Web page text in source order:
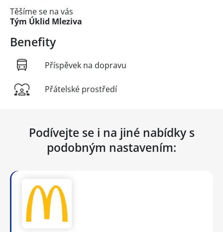
Těšíme se na vás
Tým Úklid Mleziva
Benefity
Příspěvek na dopravu
Přátelské prostředí
Podívejte se i na jiné nabídky s
podobným nastavením: